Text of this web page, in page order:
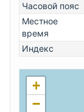
Часовой пояс
Местное
время
Индекс
+
−